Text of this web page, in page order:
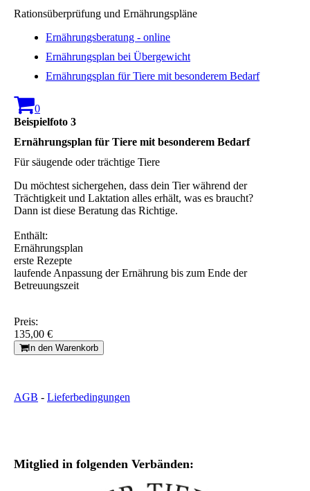
Rationsüberprüfung und Ernährungspläne
Ernährungsberatung - online
Ernährungsplan bei Übergewicht
Ernährungsplan für Tiere mit besonderem Bedarf
0
Beispielfoto 3
Ernährungsplan für Tiere mit besonderem Bedarf
Für säugende oder trächtige Tiere
Du möchtest sichergehen, dass dein Tier während der
Trächtigkeit und Laktation alles erhält, was es braucht?
Dann ist diese Beratung das Richtige.
Enthält:
Ernährungsplan
erste Rezepte
laufende Anpassung der Ernährung bis zum Ende der
Betreuungszeit
Preis:
135,00 €
In den Warenkorb
AGB - Lieferbedingungen
Mitglied in folgenden Verbänden: